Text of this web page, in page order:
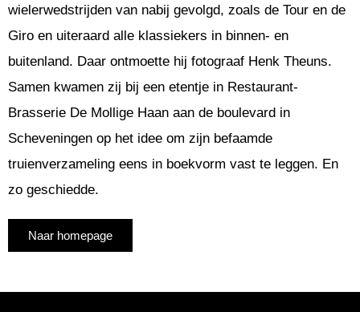
wielerwedstrijden van nabij gevolgd, zoals de Tour en de
Giro en uiteraard alle klassiekers in binnen- en
buitenland. Daar ontmoette hij fotograaf Henk Theuns.
Samen kwamen zij bij een etentje in Restaurant-
Brasserie De Mollige Haan aan de boulevard in
Scheveningen op het idee om zijn befaamde
truienverzameling eens in boekvorm vast te leggen. En
zo geschiedde.
Naar homepage